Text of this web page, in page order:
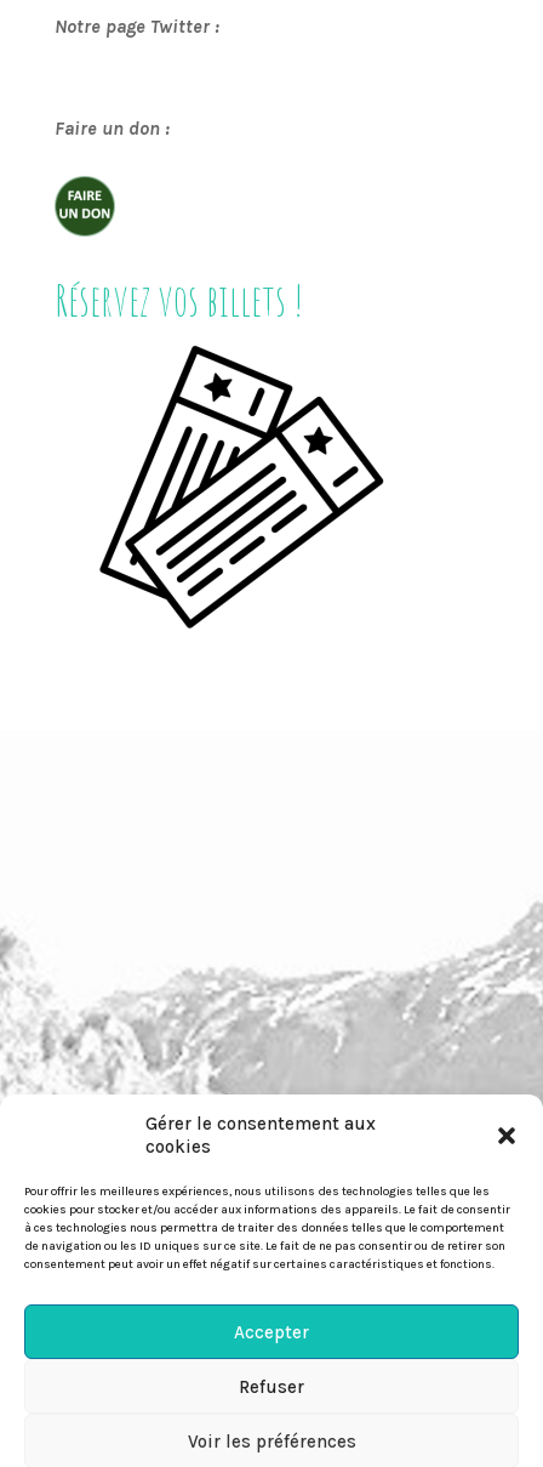
Gérer le consentement aux
cookies
Pour offrir les meilleures expériences, nous utilisons des technologies telles que les
cookies pour stocker et/ou accéder aux informations des appareils. Le fait de consentir
à ces technologies nous permettra de traiter des données telles que le comportement
de navigation ou les ID uniques sur ce site. Le fait de ne pas consentir ou de retirer son
consentement peut avoir un effet négatif sur certaines caractéristiques et fonctions.
Accepter
Refuser
Voir les préférences
Notre page Twitter :
Faire un don :
Réservez vos billets !
pour nous contacter :
https://festiwild.org/contact
© Festiwild 2026
Politique-de-confidentialité